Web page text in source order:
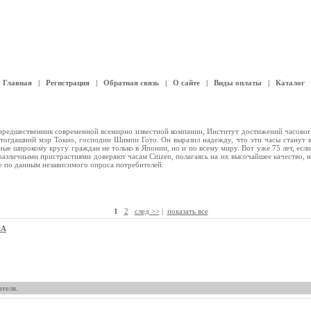
Главная| Регистрация| Обратная связь| О сайте| Виды оплаты | Каталог
современной всемирно известной компании, Институт достижений
мэр Токио, господин Шимпи Гото. Он выразил надежду, что эти часы станут
широкому кругу граждан не только в Японии, но и по всему миру. Вот уже 75 лет,
пристрастиями доверяют часам Citizen, полагаясь на их высочайшее
данным независимого опроса потребителей.
1 2 след >>| показать все